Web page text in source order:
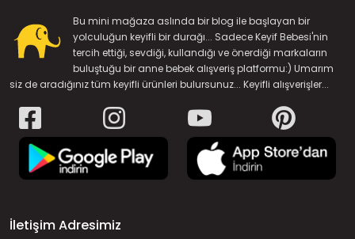
Bu mini mağaza aslında bir blog ile başlayan bir
yolculuğun keyifli bir durağı... Sadece Keyif Bebesi'nin
tercih ettiği, sevdiği, kullandığı ve önerdiği markaların
buluştuğu bir anne bebek alışveriş platformu:) Umarım
siz de aradığınız tüm keyifli ürünleri bulursunuz... Keyifli alışverişler...
İletişim Adresimiz